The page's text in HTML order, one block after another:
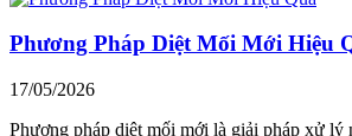
Phương Pháp Diệt Mối Mới Hiệu
17/05/2026
Phương pháp diệt mối mới là giải pháp xử lý